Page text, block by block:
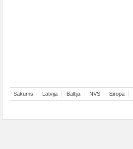
Sākums Latvija Baltija NVS Eiropa